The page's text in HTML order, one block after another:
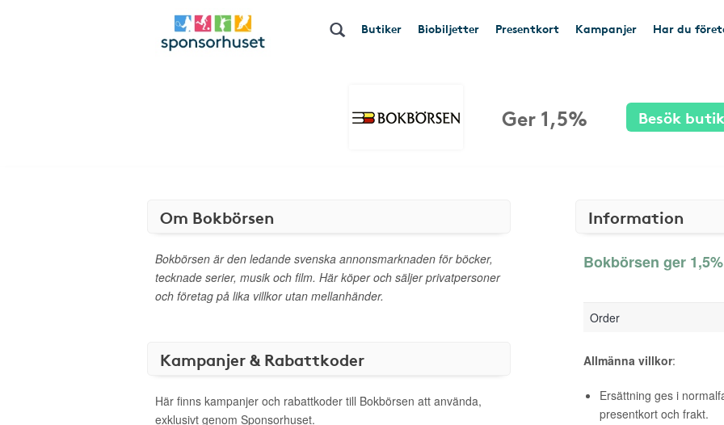
Butiker Biobiljetter Presentkort Kampanjer Har du
Ger 1,5% Besök butik
Om Bokbörsen
Bokbörsen är den ledande svenska annonsmarknaden för böcker,
tecknade serier, musik och film. Här köper och säljer privatpersoner
och företag på lika villkor utan mellanhänder.
Kampanjer & Rabattkoder
Här finns kampanjer och rabattkoder till Bokbörsen att använda,
exklusivt genom Sponsorhuset.
Information
Bokbörsen ger
Order
Allmänna villkor:
Ersättning ges i
presentkort och frakt.